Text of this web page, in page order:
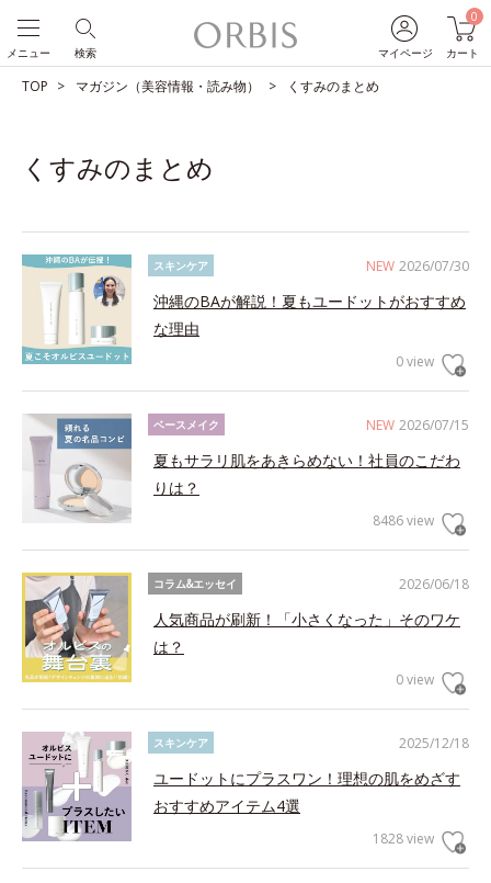
マイページ
0
カート
検索
メニュー
TOP マガジン（美容情報・読み物） くすみのまとめ
くすみのまとめ
NEW 2026/07/30
スキンケア
沖縄のBAが解説！夏もユードットがおすすめ
な理由
0 view
NEW 2026/07/15
ベースメイク
夏もサラリ肌をあきらめない！社員のこだわ
りは？
8486 view
2026/06/18
コラム&エッセイ
人気商品が刷新！「小さくなった」そのワケ
は？
0 view
2025/12/18
スキンケア
ユードットにプラスワン！理想の肌をめざす
おすすめアイテム4選
1828 view